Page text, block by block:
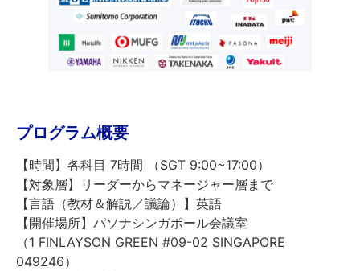
プログラム概要
【時間】各科目 7時間 （SGT 9:00~17:00）
【対象層】リーダーからマネージャー層まで
【言語（教材＆解説／議論）】英語
【開催場所】パソナシンガポール会議室
（1 FINLAYSON GREEN #09-02 SINGAPORE
049246）